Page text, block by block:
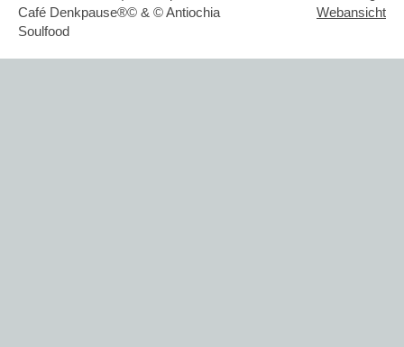
Café Denkpause®© & © Antiochia
Soulfood
Webansicht